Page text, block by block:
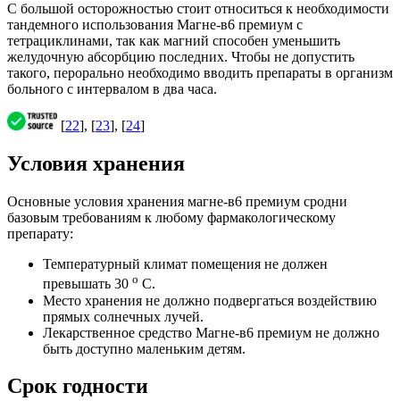
С большой осторожностью стоит относиться к необходимости
тандемного использования Магне-в6 премиум с
тетрациклинами, так как магний способен уменьшить
желудочную абсорбцию последних. Чтобы не допустить
такого, перорально необходимо вводить препараты в организм
больного с интервалом в два часа.
[22], [23], [24]
Условия хранения
Основные условия хранения магне-в6 премиум сродни
базовым требованиям к любому фармакологическому
препарату:
Температурный климат помещения не должен
превышать 30 о С.
Место хранения не должно подвергаться воздействию
прямых солнечных лучей.
Лекарственное средство Магне-в6 премиум не должно
быть доступно маленьким детям.
Срок годности